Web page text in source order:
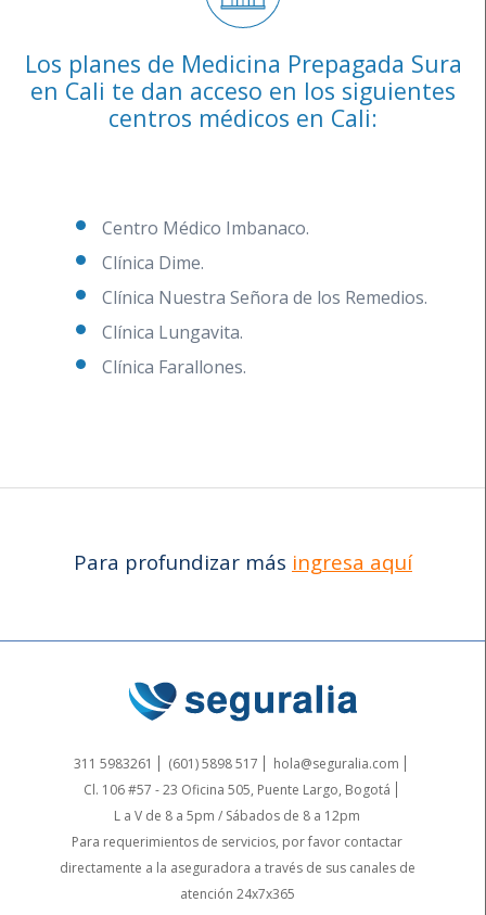
Los planes de Medicina Prepagada Sura
en Cali te dan acceso en los siguientes
centros médicos en Cali:
Centro Médico Imbanaco.
Clínica Dime.
Clínica Nuestra Señora de los Remedios.
Clínica Lungavita.
Clínica Farallones.
Para profundizar más ingresa aquí
311 5983261 (601) 5898 517
hola@seguralia.com
Cl. 106 #57 - 23 Oficina 505, Puente Largo, Bogotá
L a V de 8 a 5pm / Sábados de 8 a 12pm
Para requerimientos de servicios, por favor contactar
directamente a la aseguradora a través de sus canales de
atención 24x7x365